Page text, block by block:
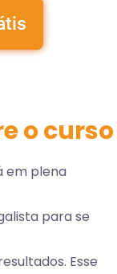
o curso
em plena
para se
Esse